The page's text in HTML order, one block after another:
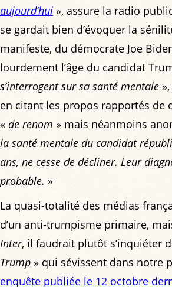
aujourd’hui », assure la radio
se gardait bien d’évoquer la
manifeste, du démocrate Joe
lourdement l’âge du candidat
s’interrogent sur sa santé mentale
en citant les propos rapportés de
« de renom » mais néanmoins
la santé mentale du candidat
ans, ne cesse de décliner. Leur
probable. »
La quasi-totalité des médias
d’un anti-trumpisme primaire,
Inter, il faudrait plutôt s’inquiéter
Trump » qui sévissent dans notre
enquête publiée le 12 octobre